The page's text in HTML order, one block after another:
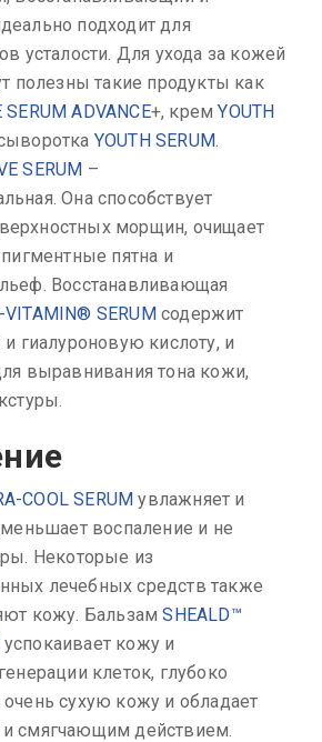
подходит для
усталости. Для ухода за кожей
полезны такие продукты как
SERUM ADVANCE+, кремYOUTH
YOUTH SERUM
SERUM –
Она способствует
морщин, очищает
пятна и
Восстанавливающая
VITAMIN® SERUMсодержит
гиалуроновую кислоту, и
выравнивания тона кожи,
COOL SERUM увлажняет и
воспаление и не
Некоторые из
лечебных средств также
кожу. БальзамSHEALD™
успокаивает кожу и
клеток, глубоко
сухую кожу и обладает
смягчающим действием.